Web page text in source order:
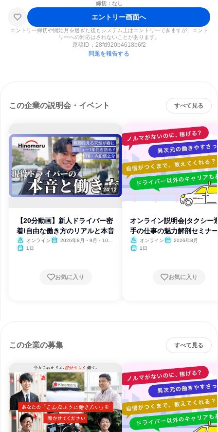
締切：なし
エントリー画面へ
エントリー締切や開始月を過ぎた後もシステム上はエントリーできますが、エント
リーへの対応はされないことがあります。
原稿ID： 28fd920b4618b6f2
問題を報告する
この企業の説明会・イベント すべて見る
【20分動画】新人ドライバー密
着!自由な働き方のリアルと本音
オンライン
2026年8月・9月・10
1日
お気に入り
オンライン説明会|タクシー
手の仕事の魅力解剖セミナー
オンライン
2026年8月
1日
お気に入り
この企業の募集 すべて見る